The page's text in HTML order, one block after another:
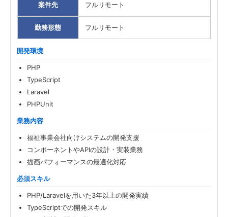
案件先 フルリモート
勤務形態 フルリモート
開発環境
PHP
TypeScript
Laravel
PHPUnit
業務内容
福祉事業会社向けシステムの開発支援
コンポーネントやAPIの設計・実装業務
描画パフォーマンスの最適化対応
必須スキル
PHP/Laravelを用いた3年以上の開発実績
TypeScriptでの開発スキル